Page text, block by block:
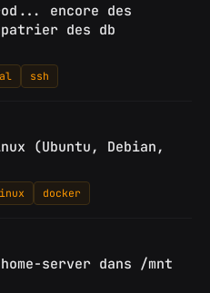
encore des
des db
ssh
(Ubuntu, Debian,
docker
server dans /mnt